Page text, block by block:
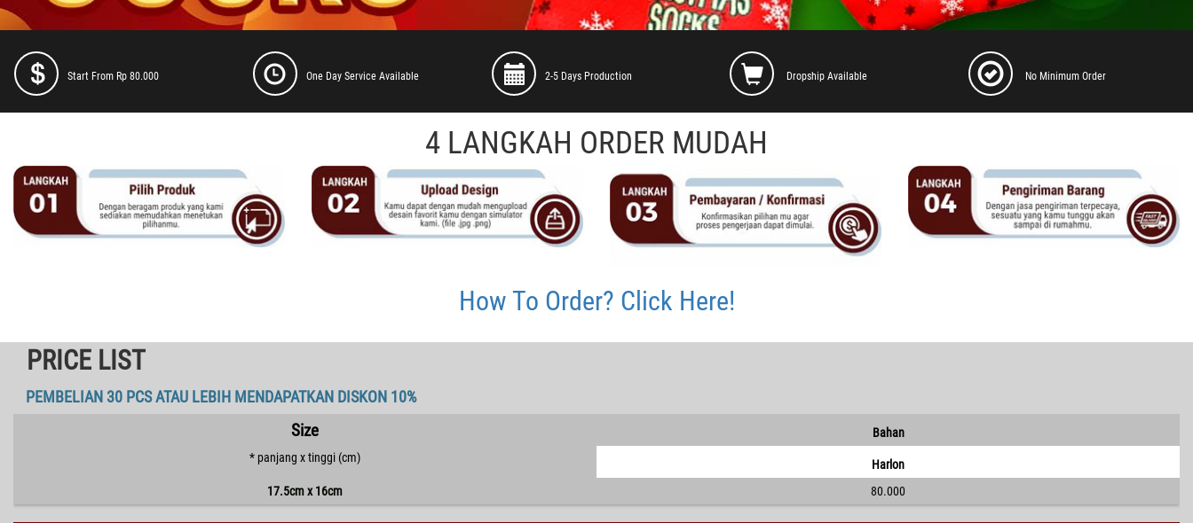
Start From Rp 80.000 One Day Service Available 2-5 Days Production Dropship Available No Minimum Order
4 LANGKAH ORDER MUDAH
How To Order? Click Here!
PRICE LIST
PEMBELIAN 30 PCS ATAU LEBIH MENDAPATKAN DISKON 10%
Size
* panjang x tinggi (cm)
Bahan
Harlon
17.5cm x 16cm
80.000